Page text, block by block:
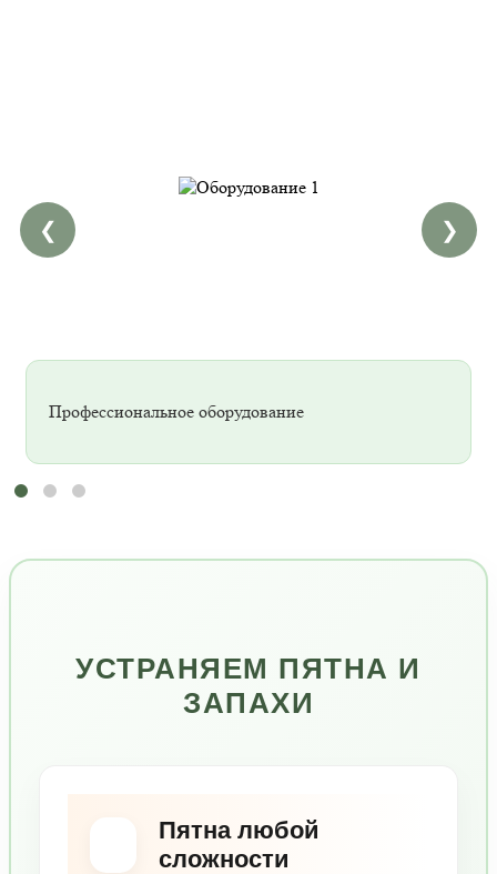
Профессиональное оборудование
❮ ❯
УСТРАНЯЕМ ПЯТНА И
ЗАПАХИ
Пятна любой
сложности